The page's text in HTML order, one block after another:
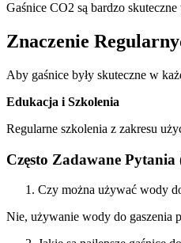
Gaśnice CO2 są bardzo
Znaczenie
Aby gaśnice były skuteczne w
Edukacja i Szkolenia
Regularne szkolenia z zakresu
Często Zadawane Pytania
Czy można używać wody
Nie, używanie wody do gaszenia